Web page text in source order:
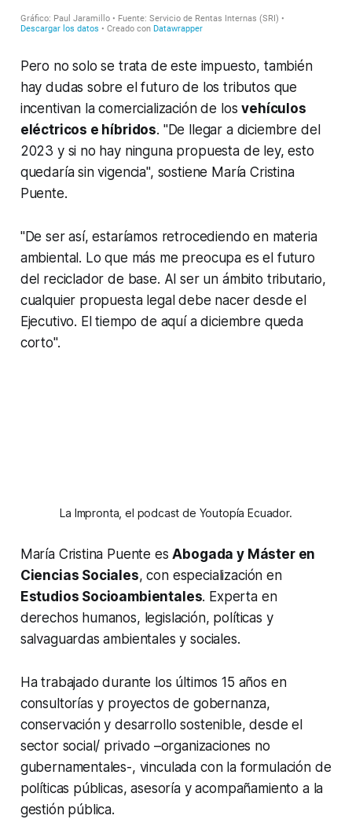
Pero no solo se trata de este impuesto, también
hay dudas sobre el futuro de los tributos que
incentivan la comercialización de losvehículos
eléctricos e híbridos. "De llegar a diciembre del
2023 y si no hay ninguna propuesta de ley, esto
quedaría sin vigencia", sostiene María Cristina
Puente.
"De ser así, estaríamos retrocediendo en materia
ambiental. Lo que más me preocupa es el futuro
del reciclador de base. Al ser un ámbito tributario,
cualquier propuesta legal debe nacer desde el
Ejecutivo. El tiempo de aquí a diciembre queda
corto".
La Impronta, el podcast de Youtopía Ecuador.
María Cristina Puente esAbogada y Máster en
Ciencias Sociales, con especialización en
Estudios Socioambientales. Experta en
derechos humanos, legislación, políticas y
salvaguardas ambientales y sociales.
Ha trabajado durante los últimos 15 años en
consultorías y proyectos de gobernanza,
conservación y desarrollo sostenible, desde el
sector social/ privado –organizaciones no
gubernamentales-, vinculada con la formulación de
políticas públicas, asesoría y acompañamiento a la
gestión pública.